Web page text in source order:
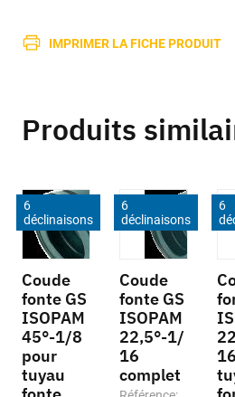
IMPRIMER LA FICHE PRODUIT
Produits
6
déclinaisons
Coude
fonte GS
ISOPAM
45°-1/8
pour
tuyau
6
déclinaisons
Coude
fonte GS
ISOPAM
22,5°-1/
16
complet
6